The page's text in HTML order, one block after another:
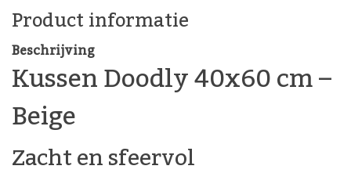
Product informatie
Beschrijving
Kussen Doodly 40x60 cm –
Beige
Zacht en sfeervol